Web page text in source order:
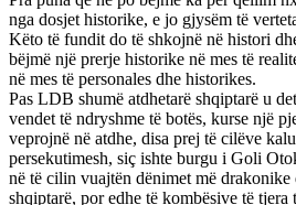
nga dosjet historike, e jo gjysëm të
Këto të fundit do të shkojnë në histori
bëjmë një prerje historike në mes të
në mes të personales dhe historikes.
Pas LDB shumë atdhetarë shqiptarë u
vendet të ndryshme të botës, kurse një
veprojnë në atdhe, disa prej të cilëve
persekutimesh, siç ishte burgu i Goli
në të cilin vuajtën dënimet më drakonike
shqiptarë, por edhe të kombësive të tjera